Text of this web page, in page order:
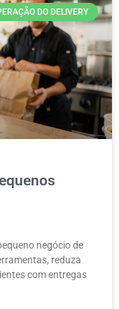
DO DELIVERY
negócio de
reduza
com entregas